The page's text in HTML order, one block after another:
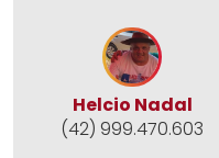
Helcio Nadal
(42) 999.470.603